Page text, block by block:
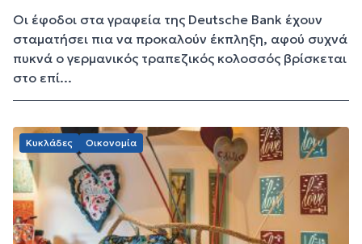
Οι έφοδοι στα γραφεία της Deutsche Bank έχουν
σταματήσει πια να προκαλούν έκπληξη, αφού συχνά
πυκνά ο γερμανικός τραπεζικός κολοσσός βρίσκεται
στο επί...
Κυκλάδες Οικονομία